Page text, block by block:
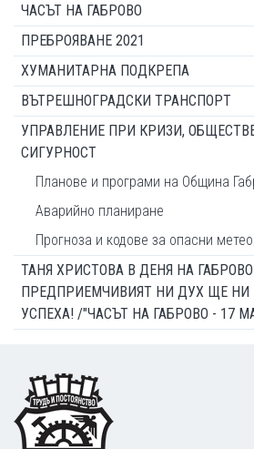
ЧАСЪТ НА ГАБРОВО
ПРЕБРОЯВАНЕ 2021
ХУМАНИТАРНА ПОДКРЕПА
ВЪТРЕШНОГРАДСКИ ТРАНСПОРТ
УПРАВЛЕНИЕ ПРИ КРИЗИ,
СИГУРНОСТ
Планове и програми на Община
Аварийно планиране
Прогноза и кодове за опасни
ТАНЯ ХРИСТОВА В ДЕНЯ НА
ПРЕДПРИЕМЧИВИЯТ НИ ДУХ ЩЕ НИ
УСПЕХА! /"ЧАСЪТ НА ГАБРОВО - 17
Footer